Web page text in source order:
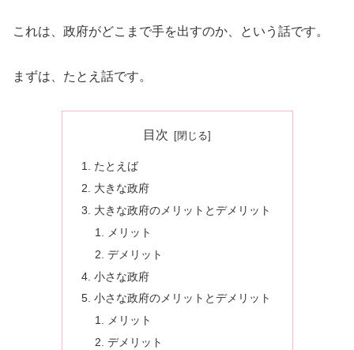
これは、政府がどこまで手を出すのか、という話です。
まずは、たとえ話です。
目次
たとえば
大きな政府
大きな政府のメリットとデメリット
メリット
デメリット
小さな政府
小さな政府のメリットとデメリット
メリット
デメリット